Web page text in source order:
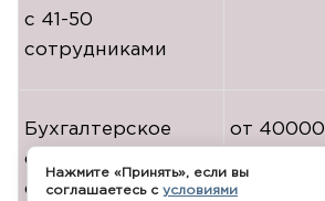
с 41-50
сотрудниками
Бухгалтерское
сопровождение ИП
с
51-60
от 40000
Нажмите «Принять», если вы
соглашаетесь с условиями